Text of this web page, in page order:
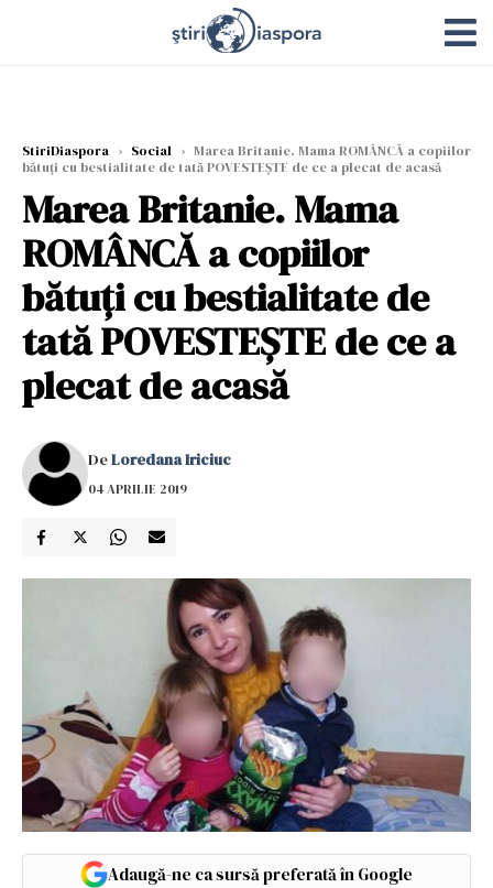
StiriDiaspora › Social › Marea Britanie. Mama ROMÂNCĂ a copiilor
bătuți cu bestialitate de tată POVESTEȘTE de ce a plecat de acasă
Marea Britanie. Mama
ROMÂNCĂ a copiilor
bătuți cu bestialitate de
tată POVESTEȘTE de ce a
plecat de acasă
DeLoredana Iriciuc
04 APRILIE 2019
Adaugă-ne ca sursă preferată în Google